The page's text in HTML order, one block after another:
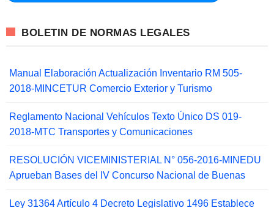
BOLETIN DE NORMAS LEGALES
Manual Elaboración Actualización Inventario RM 505-
2018-MINCETUR Comercio Exterior y Turismo
Reglamento Nacional Vehículos Texto Único DS 019-
2018-MTC Transportes y Comunicaciones
RESOLUCIÓN VICEMINISTERIAL N° 056-2016-MINEDU
Aprueban Bases del IV Concurso Nacional de Buenas
Ley 31364 Artículo 4 Decreto Legislativo 1496 Establece